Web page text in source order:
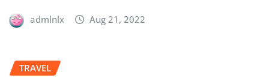
admlnlx Aug 21, 2022
TRAVEL